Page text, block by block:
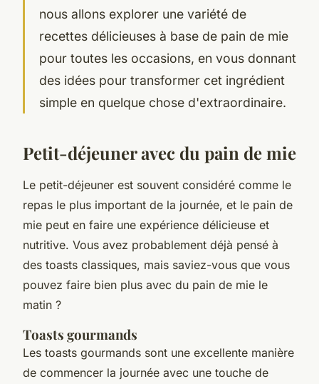
nous allons explorer une variété de
recettes délicieuses à base de pain de mie
pour toutes les occasions, en vous donnant
des idées pour transformer cet ingrédient
simple en quelque chose d'extraordinaire.
Petit-déjeuner avec du pain de mie
Le petit-déjeuner est souvent considéré comme le
repas le plus important de la journée, et le pain de
mie peut en faire une expérience délicieuse et
nutritive. Vous avez probablement déjà pensé à
des toasts classiques, mais saviez-vous que vous
pouvez faire bien plus avec du pain de mie le
matin ?
Toasts gourmands
Les toasts gourmands sont une excellente manière
de commencer la journée avec une touche de